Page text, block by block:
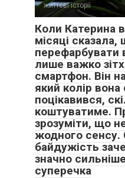
життєві історії
Коли Катерина
місяці сказала,
перефарбувати
лише важко
смартфон. Він
який колір
поцікавився,
коштуватиме.
зрозуміти, що
жодного сенсу.
байдужість
значно
суперечка